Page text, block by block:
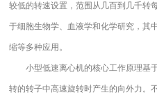
较低的转速设置，范围从几百到几千转
于细胞生物学、血液学和化学研究，其
缩等多种应用。
小型低速离心机的核心工作原理基
转的转子中高速旋转时产生的向外力。